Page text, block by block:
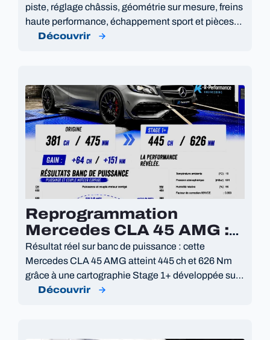
piste, réglage châssis, géométrie sur mesure, freins
haute performance, échappement sport et pièces
premium.
Découvrir
Reprogrammation
Mercedes CLA 45 AMG :
445 Ch et 626 Nm
Résultat réel sur banc de puissance : cette
Mercedes CLA 45 AMG atteint 445 ch et 626 Nm
grâce à une cartographie Stage 1+ développée sur
mesure.
Découvrir